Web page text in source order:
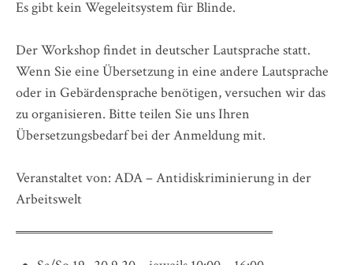
Es gibt kein Wegeleitsystem für Blinde.
Der Workshop findet in deutscher Lautsprache statt.
Wenn Sie eine Übersetzung in eine andere Lautsprache
oder in Gebärdensprache benötigen, versuchen wir das
zu organisieren. Bitte teilen Sie uns Ihren
Übersetzungsbedarf bei der Anmeldung mit.
Veranstaltet von: ADA – Antidiskriminierung in der
Arbeitswelt